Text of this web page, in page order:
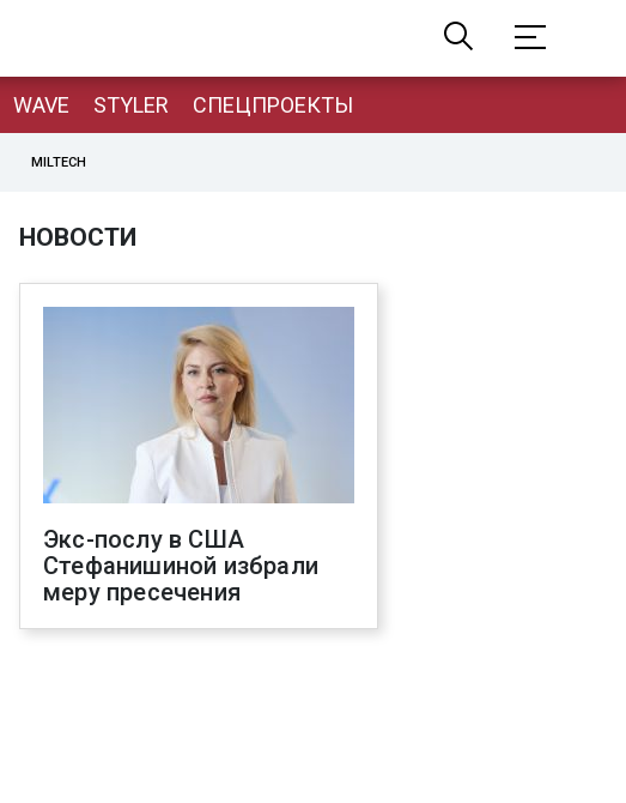
WAVE STYLER СПЕЦПРОЕКТЫ
MILTECH
НОВОСТИ
Экс-послу в США
Стефанишиной избрали
меру пресечения